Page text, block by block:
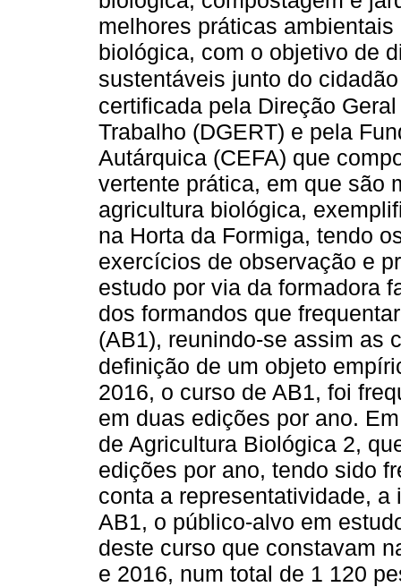
melhores práticas
biológica, com o objetivo de
sustentáveis junto do cidadão
certificada pela Direção
Trabalho (DGERT) e pela
Autárquica (CEFA) que
vertente prática, em que são
agricultura biológica,
na Horta da Formiga, tendo
exercícios de observação e
estudo por via da formadora
dos formandos que
(AB1), reunindo-se assim as
definição de um objeto
2016, o curso de AB1, foi
em duas edições por ano.
de Agricultura Biológica 2,
edições por ano, tendo sido
conta a representatividade,
AB1, o público-alvo em
deste curso que constavam
e 2016, num total de 1 120